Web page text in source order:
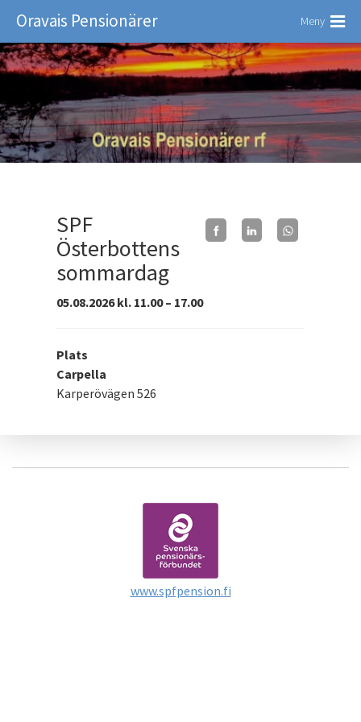
Oravais Pensionärer Meny
SPF
Österbottens
sommardag
05.08.2026 kl. 11.00 – 17.00
Plats
Carpella
Karperövägen 526
www.spfpension.fi